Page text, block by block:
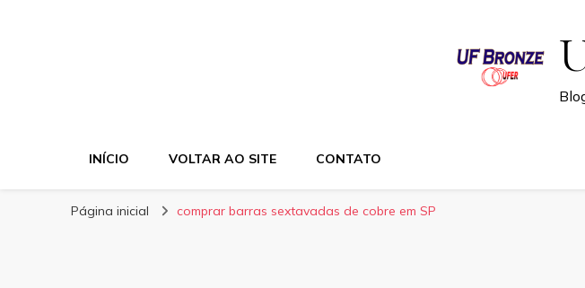
INÍCIO VOLTAR AO SITE CONTATO
Página inicial comprar barras sextavadas de cobre em SP